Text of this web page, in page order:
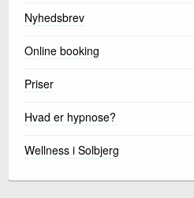
Nyhedsbrev
Online booking
Priser
Hvad er hypnose?
Wellness i Solbjerg